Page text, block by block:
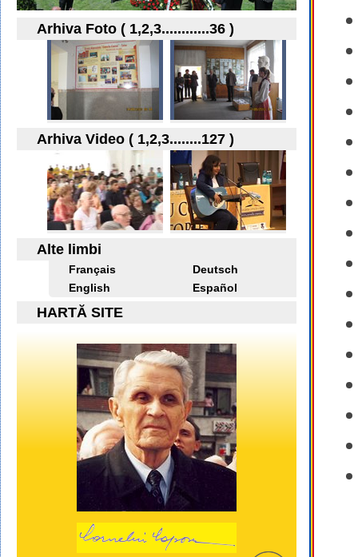
Arhiva Foto ( 1,2,3............36 )
Arhiva Video ( 1,2,3........127 )
Alte limbi
Français
Deutsch
English
Español
HARTĂ SITE